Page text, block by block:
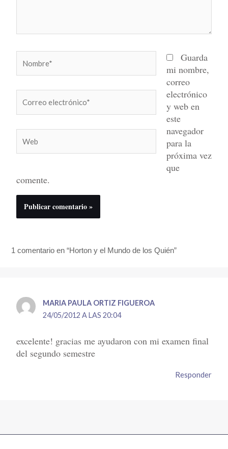
electrónico*
Guarda
mi nombre,
correo
electrónico
y web en
este
navegador
para la
próxima vez
que
comente.
1 comentario en “Horton y el Mundo de los Quién”
MARIA PAULA ORTIZ FIGUEROA
24/05/2012 A LAS 20:04
excelente! gracias me ayudaron con mi examen final
del segundo semestre
Responder